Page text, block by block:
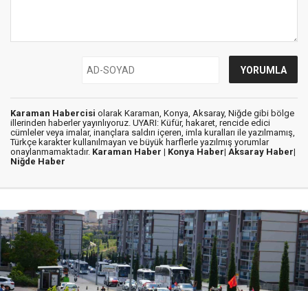
Karaman Habercisi olarak Karaman, Konya, Aksaray, Niğde gibi bölge
illerinden haberler yayınlıyoruz. UYARI: Küfür, hakaret, rencide edici
cümleler veya imalar, inançlara saldırı içeren, imla kuralları ile yazılmamış,
Türkçe karakter kullanılmayan ve büyük harflerle yazılmış yorumlar
onaylanmamaktadır. Karaman Haber | Konya Haber| Aksaray Haber|
Niğde Haber